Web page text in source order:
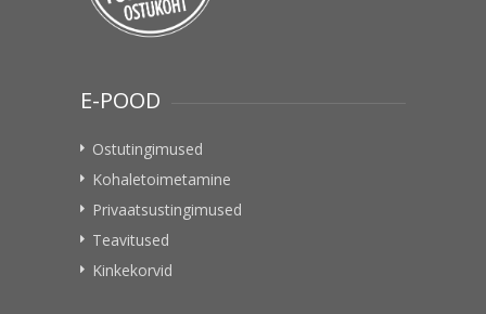
E-POOD
Ostutingimused
Kohaletoimetamine
Privaatsustingimused
Teavitused
Kinkekorvid